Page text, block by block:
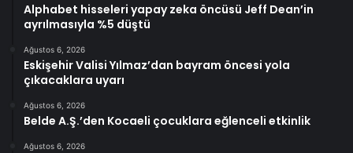
Alphabet hisseleri yapay zeka öncüsü Jeff Dean’in
ayrılmasıyla %5 düştü
Ağustos 6, 2026
Eskişehir Valisi Yılmaz’dan bayram öncesi yola
çıkacaklara uyarı
Ağustos 6, 2026
Belde A.Ş.’den Kocaeli çocuklara eğlenceli etkinlik
Ağustos 6, 2026